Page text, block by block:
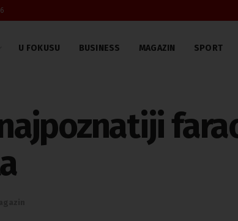
U FOKUSU BUSINESS MAGAZIN SPORT